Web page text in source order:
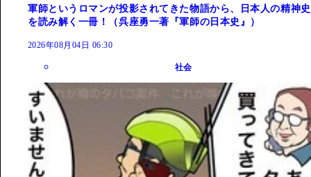
軍師というロマンが投影されてきた物語から、日本人の精神史
を読み解く一冊！（呉座勇一著『軍師の日本史』）
2026年08月04日 06:30
社会